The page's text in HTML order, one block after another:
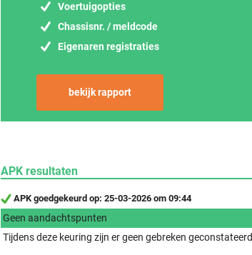
Voertuigopties
Chassisnr. / meldcode
Eigenaren registraties
bekijk rapport
APK resultaten
APK goedgekeurd op: 25-03-2026 om 09:44
Geen aandachtspunten
Tijdens deze keuring zijn er geen gebreken geconstateerd